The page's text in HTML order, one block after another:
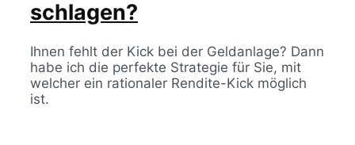
schlagen?
Ihnen fehlt der Kick bei der Geldanlage? Dann
habe ich die perfekte Strategie für Sie, mit
welcher ein rationaler Rendite-Kick möglich
ist.